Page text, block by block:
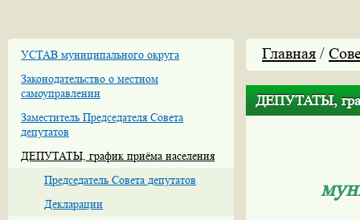
УСТАВ муниципального округа
Законодательство о местном
самоуправлении
Заместитель Председателя Совета
депутатов
ДЕПУТАТЫ, график приёма населения
Председатель Совета депутатов
Декларации
Главная /
ДЕПУТАТЫ,